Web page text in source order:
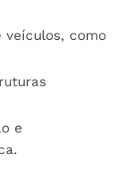
veículos, como
e